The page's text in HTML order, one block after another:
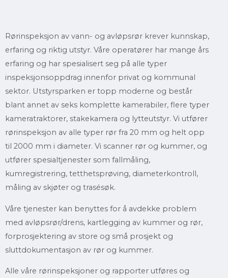
Rørinspeksjon av vann- og avløpsrør krever kunnskap,
erfaring og riktig utstyr. Våre operatører har mange års
erfaring og har spesialisert seg på alle typer
inspeksjonsoppdrag innenfor privat og kommunal
sektor. Utstyrsparken er topp moderne og består
blant annet av seks komplette kamerabiler, flere typer
kameratraktorer, stakekamera og lytteutstyr. Vi utfører
rørinspeksjon av alle typer rør fra 20 mm og helt opp
til 2000 mm i diameter. Vi scanner rør og kummer, og
utfører spesialtjenester som fallmåling,
kumregistrering, tetthetsprøving, diameterkontroll,
måling av skjøter og trasésøk.
Våre tjenester kan benyttes for å avdekke problem
med avløpsrør/drens, kartlegging av kummer og rør,
forprosjektering av store og små prosjekt og
sluttdokumentasjon av rør og kummer.
Alle våre rørinspeksjoner og rapporter utføres og